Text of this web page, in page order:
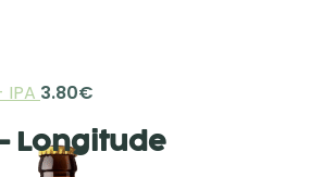
IPA 3.80€
Longitude